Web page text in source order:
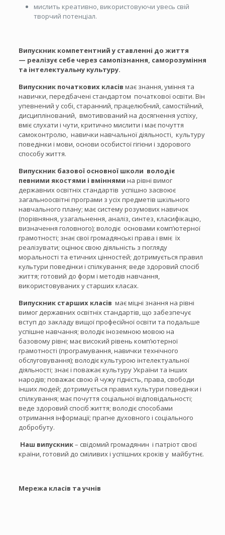
мислить креативно, використовуючи увесь свій
творчий потенціал.
Випускник компетентний у ставленні до життя
— реалізує себе через самопізнання, саморозуміння
та інтелектуальну культуру.
Випускник початкових класів має знання, уміння та
навички, передбачені стандартом початкової освіти. Він
упевнений у собі, старанний, працелюбний, самостійний,
дисциплінований, вмотивований на досягнення успіху,
вміє слухати і чути, критично мислити і має почуття
самоконтролю, навички навчальної діяльності, культуру
поведінки і мови, основи особистої гігієни і здорового
способу життя.
Випускник базової основної школи володіє
певними яко­стями і вміннями на рівні вимог
державних освітніх стандартів успішно засвоює
загальноосвітні програми з усіх предметів шкільного
навчального плану; має систему розумових навичок
(порівняння, узагальнення, аналіз, синтез, класифікацію,
визначення головного); володіє основами комп’ютерної
грамотності; знає свої громадянські права і вміє їх
реалізувати; оцінює свою діяльність з погляду
моральності та етичних цінностей; дотримується правил
культури поведінки і спілкування; веде здоровий спосіб
життя; готовий до форм і методів навчання,
використовуваних у старших класах.
Випускник старших класів має міцні знання на рівні
вимог державних освітніх стандартів, що забезпечує
вступ до закладу вищої професійної освіти та подальше
успішне навчання; володіє іноземною мовою на
базовому рівні; має високий рівень комп’ютерної
грамотності (програмування, навички технічного
обслуговування); володіє культурою інтелектуальної
діяльності; знає і поважає культуру України та інших
народів; поважає свою й чужу гідність, права, свободи
інших людей; дотримується правил культури поведінки і
спілкування; має почуття соціальної відповідальності;
веде здоровий спосіб життя; володіє способами
отримання інформації; прагне духовного і соціального
добробуту.
Наш випускник– свідомий громадянин і патріот своєї
країни, готовий до сміливих і успішних кроків у майбутнє.
Мережа класів та учнів